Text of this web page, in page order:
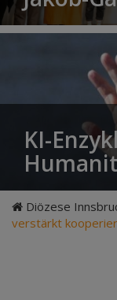
KI-
Diözese
verstärkt